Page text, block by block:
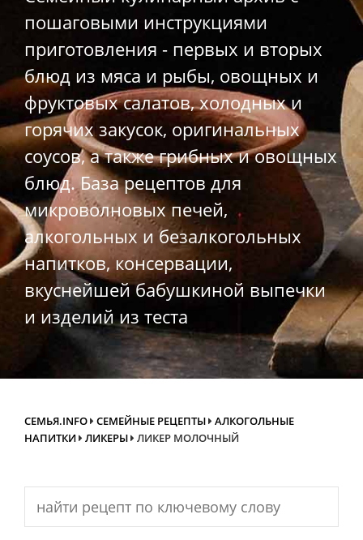
пошаговыми инструкциями
приготовления - первых и вторых
блюд из мяса и рыбы, овощных и
фруктовых салатов, холодных и
горячих закусок, оригинальных
соусов, а также грибных и овощных
блюд. База рецептов для
микроволновых печей,
алкогольных и безалкогольных
напитков, консервации,
вкуснейшей бабушкиной выпечки
и изделий из теста
СЕМЬЯ.INFO СЕМЕЙНЫЕ РЕЦЕПТЫ
АЛКОГОЛЬНЫЕ
НАПИТКИ
ЛИКЕРЫ ЛИКЕР МОЛОЧНЫЙ
Search